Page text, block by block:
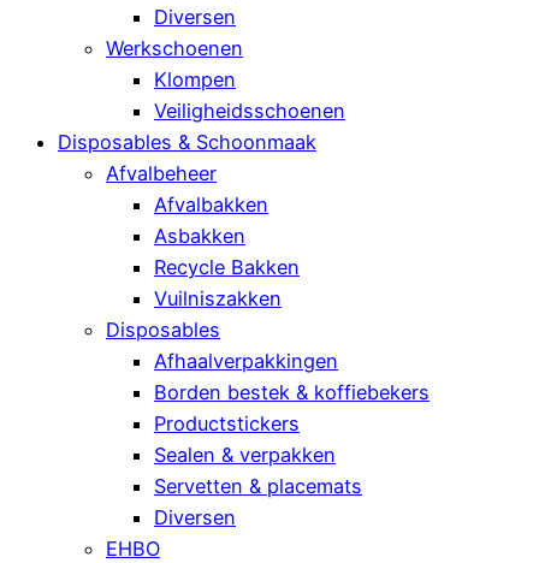
Diversen
Werkschoenen
Klompen
Veiligheidsschoenen
Disposables & Schoonmaak
Afvalbeheer
Afvalbakken
Asbakken
Recycle Bakken
Vuilniszakken
Disposables
Afhaalverpakkingen
Borden bestek & koffiebekers
Productstickers
Sealen & verpakken
Servetten & placemats
Diversen
EHBO